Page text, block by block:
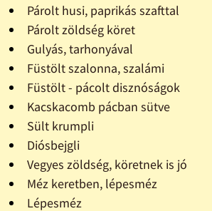
Párolt husi, paprikás szafttal
Párolt zöldség köret
Gulyás, tarhonyával
Füstölt szalonna, szalámi
Füstölt - pácolt disznóságok
Kacskacomb pácban sütve
Sült krumpli
Diósbejgli
Vegyes zöldség, köretnek is jó
Méz keretben, lépesméz
Lépesméz